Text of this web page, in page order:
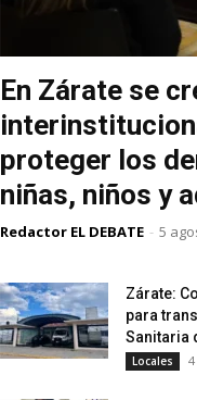
En Zárate se
proteger los
niñas, niños y
Redactor EL DEBATE - 5
Zárate:
para
Sanitaria
Locales